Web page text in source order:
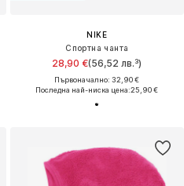
NIKE
Спортна чанта
28,90 €(56,52 лв.³)
Първоначално: 32,90 €
Последна най-ниска цена:25,90 €